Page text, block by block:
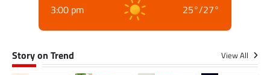
3:00 pm 25°/27°
Story on Trend View All